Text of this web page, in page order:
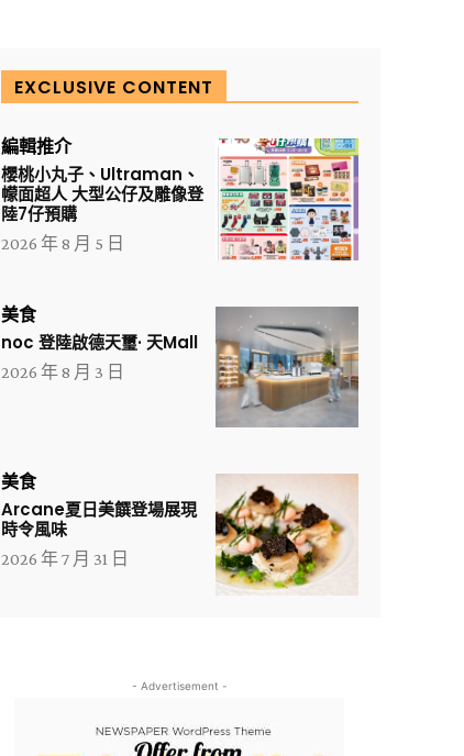
EXCLUSIVE CONTENT
編輯推介
櫻桃小丸子、Ultraman、
幪面超人 大型公仔及雕像登
陸7仔預購
2026 年 8 月 5 日
美食
noc 登陸啟德天璽· 天Mall
2026 年 8 月 3 日
美食
Arcane夏日美饌登場展現
時令風味
2026 年 7 月 31 日
- Advertisement -